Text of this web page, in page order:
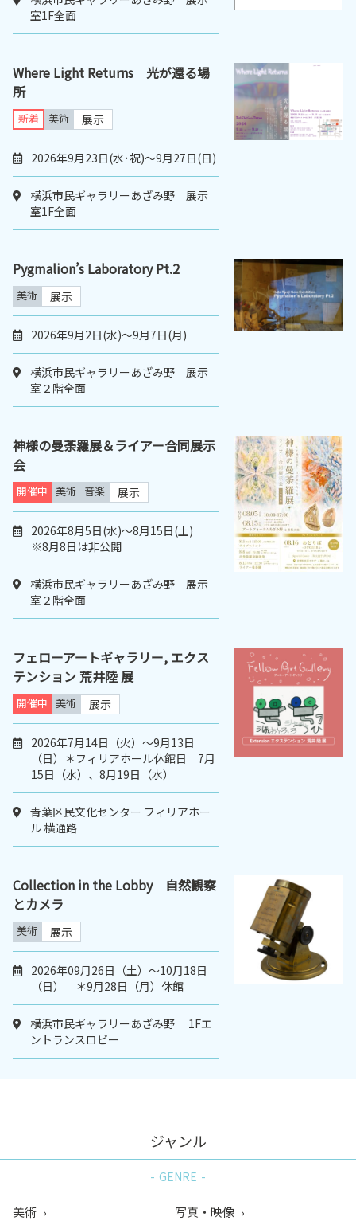
室1F全面
Where Light Returns 光が還る場
所
新着 美術 展示
2026年9月23日(水･祝)～9月27日(日)
横浜市民ギャラリーあざみ野 展示
室1F全面
Pygmalion’s Laboratory Pt.2
美術 展示
2026年9月2日(水)〜9月7日(月)
横浜市民ギャラリーあざみ野 展示
室２階全面
神様の曼荼羅展＆ライアー合同展示
会
開催中 美術 音楽 展示
2026年8月5日(水)～8月15日(土)
※8月8日は非公開
横浜市民ギャラリーあざみ野 展示
室２階全面
フェローアートギャラリー, エクス
テンション 荒井陸 展
開催中 美術 展示
2026年7月14日（火）〜9月13日
（日）＊フィリアホール休館日 7月
15日（水）、8月19日（水）
青葉区民文化センター フィリアホー
ル 横通路
Collection in the Lobby 自然観察
とカメラ
美術 展示
2026年09月26日（土）〜10月18日
（日） ＊9月28日（月）休館
横浜市民ギャラリーあざみ野 1Fエ
ントランスロビー
ジャンル
GENRE
美術
写真・映像